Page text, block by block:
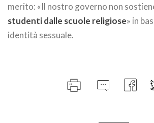
merito: «Il nostro governo non
studenti dalle scuole religiose» in
identità sessuale.